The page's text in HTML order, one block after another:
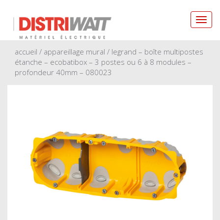
accueil / appareillage mural / legrand – boîte multipostes
étanche – ecobatibox – 3 postes ou 6 à 8 modules –
profondeur 40mm – 080023